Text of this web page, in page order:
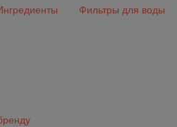
Фильтры для воды